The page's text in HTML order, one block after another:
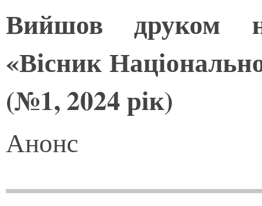
Вийшов друком
«Вісник
(№1, 2024 рік)
Анонс